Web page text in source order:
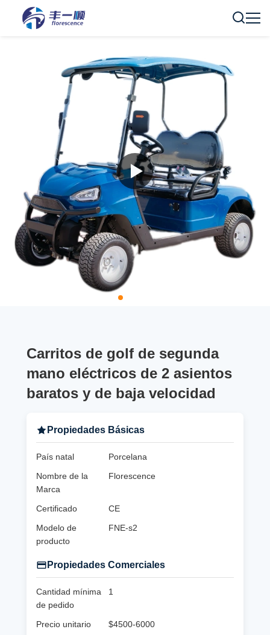
Carritos de golf de segunda
mano eléctricos de 2 asientos
baratos y de baja velocidad
Propiedades Básicas
País natal
Porcelana
Nombre de la
Marca
Florescence
Certificado
CE
Modelo de
producto
FNE-s2
Propiedades Comerciales
Cantidad mínima
de pedido
1
Precio unitario
$4500-6000